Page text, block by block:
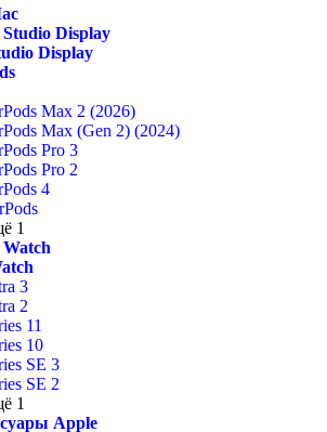
Display
Max 2 (2026)
Max (Gen 2) (2024)
Pro 3
Pro 2
4
1
3
2
11
10
SE 3
SE 2
1